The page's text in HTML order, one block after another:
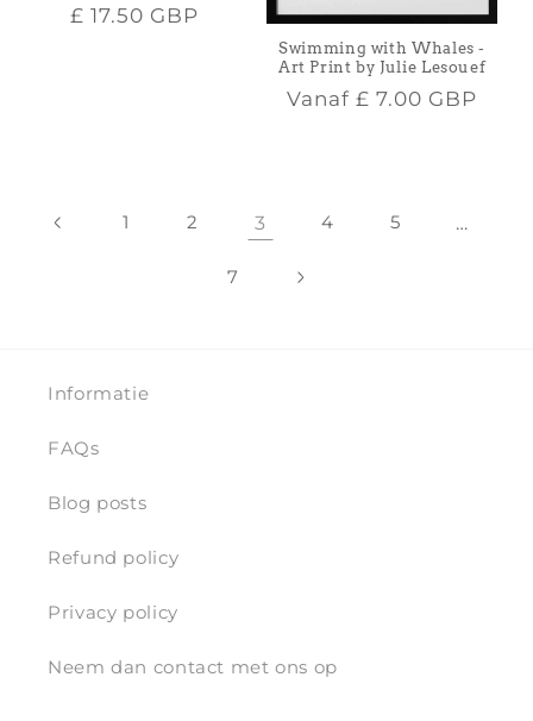
Normale
£ 17.50 GBP
Swimming with Whales -
Art Print by Julie Lesouef
Normale
Vanaf£ 7.00 GBP
1 2 3 4 5 …
7
Informatie
FAQs
Blog posts
Refund policy
Privacy policy
Neem dan contact met ons op